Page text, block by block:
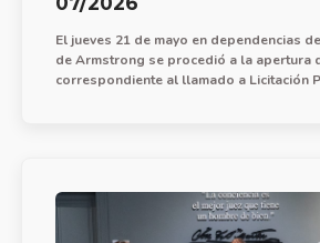
El jueves 21 de mayo en dependencias
de Armstrong se procedió a la apertura
correspondiente al llamado a Licitación